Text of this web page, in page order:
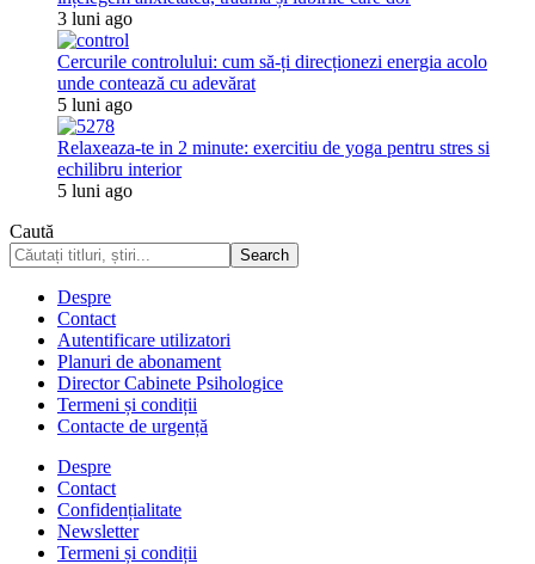
3 luni ago
Cercurile controlului: cum să-ți direcționezi energia acolo
unde contează cu adevărat
5 luni ago
Relaxeaza-te in 2 minute: exercitiu de yoga pentru stres si
echilibru interior
5 luni ago
Caută
Despre
Contact
Autentificare utilizatori
Planuri de abonament
Director Cabinete Psihologice
Termeni și condiții
Contacte de urgență
Despre
Contact
Confidențialitate
Newsletter
Termeni și condiții